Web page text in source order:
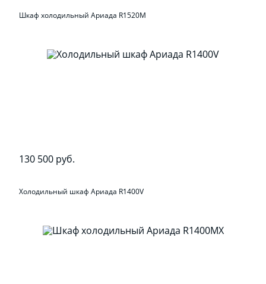
Шкаф холодильный Ариада R1520M
130 500 руб.
Холодильный шкаф Ариада R1400V